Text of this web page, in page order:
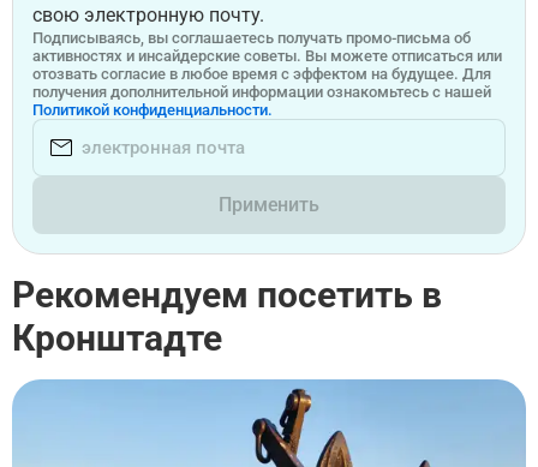
свою электронную почту.
Подписываясь, вы соглашаетесь получать промо-письма об
активностях и инсайдерские советы. Вы можете отписаться или
отозвать согласие в любое время с эффектом на будущее. Для
получения дополнительной информации ознакомьтесь с нашей
Политикой конфиденциальности.
Применить
Рекомендуем посетить в
Кронштадте